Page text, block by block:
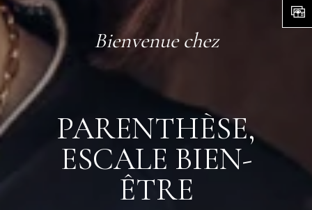
Bienvenue chez
PARENTHÈSE,
ESCALE BIEN-
ÊTRE